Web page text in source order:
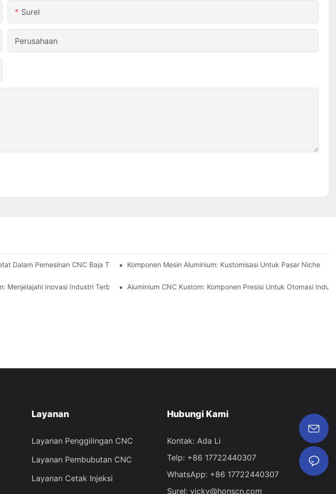
Surel
Perusahaan
Dalam Pemesinan CNC Baja Tahan Karat (304 Vs 316)Komponen Mesin Aluminium: Kustomisasi Untuk Pasar Niche
Menjelajahi Inovasi Industri Terbaru Aluminium CNC Kustom: Komponen Presisi Untuk Otomasi
Layanan
Layanan Penggilingan CNC
Layanan Pembubutan CNC
Layanan Cetak Injeksi
Hubungi Kami
Kontak: Ada Li
Telp: +86 17722440307
WhatsApp: +86 17722440307
Surel: vicky@honscn.com